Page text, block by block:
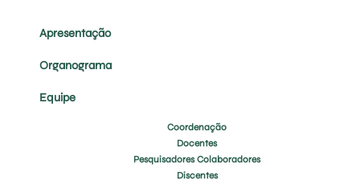
Apresentação
Organograma
Equipe
Coordenação
Docentes
Pesquisadores Colaboradores
Discentes